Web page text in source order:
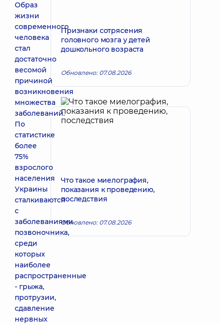
Образ
жизни
современного
человека
стал
достаточно
весомой
причиной
возникновения
множества
заболеваний.
По
статистике
более
75%
взрослого
населения
Украины
сталкиваются
с
заболеваниями
позвоночника,
среди
которых
наиболее
распространенные
- грыжа,
протрузии,
сдавление
нервных
Признаки сотрясения
головного мозга у детей
дошкольного возраста
Обновлено: 07.08.2026
Что такое миелография,
показания к проведению,
последствия
Обновлено: 07.08.2026